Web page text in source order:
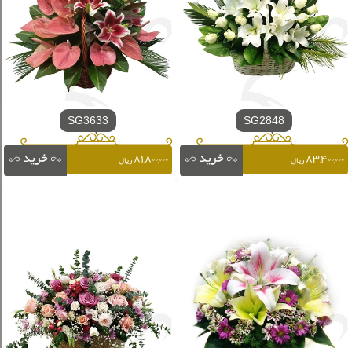
SG2848
۸۳,۴۰۰,۰۰۰ریال
SG3633
۸۱,۸۰۰,۰۰۰ریال